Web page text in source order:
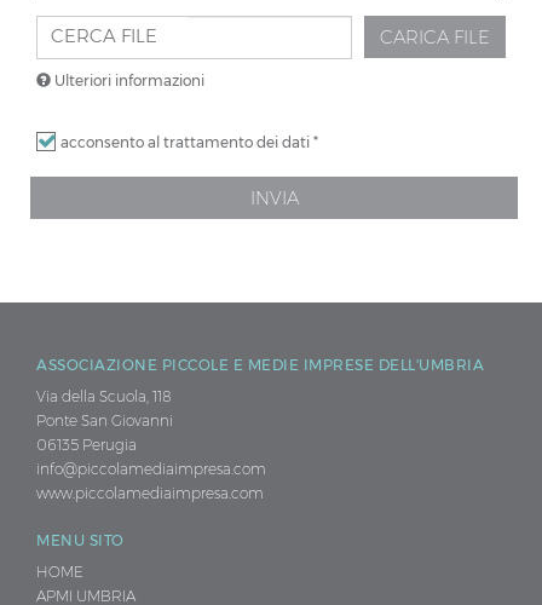
MESSAGGIO
CERCA FILE
CARICA FILE
Ulteriori informazioni
file
devono
50
Tipi
di
permessi:
txt
xls
acconsento al trattamento dei dati *
INVIA
ASSOCIAZIONE PICCOLE E MEDIE IMPRESE DELL'UMBRIA
Via della Scuola, 118
Ponte San Giovanni
06135 Perugia
info@piccolamediaimpresa.com
www.piccolamediaimpresa.com
MENU SITO
HOME
APMI UMBRIA